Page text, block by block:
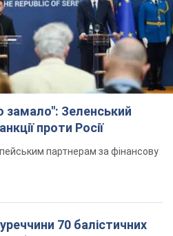
замало": Зеленський
проти Росії
партнерам за фінансову
70 балістичних